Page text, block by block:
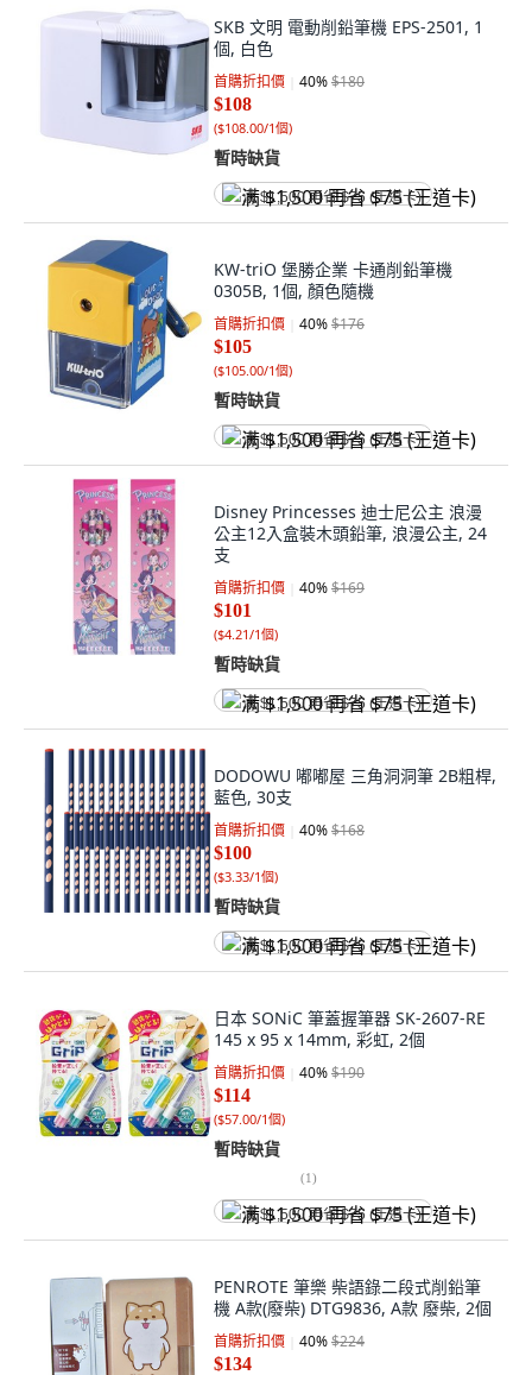
SKB 文明 電動削鉛筆機 EPS-2501, 1
個, 白色
首購折扣價 40%$180
$108
($108.00/1個)
暫時缺貨
满 $1,500 再省 $75 (王道卡)
KW-triO 堡勝企業 卡通削鉛筆機
0305B, 1個, 顏色隨機
首購折扣價 40%$176
$105
($105.00/1個)
暫時缺貨
满 $1,500 再省 $75 (王道卡)
Disney Princesses 迪士尼公主 浪漫
公主12入盒裝木頭鉛筆, 浪漫公主, 24
支
首購折扣價 40%$169
$101
($4.21/1個)
暫時缺貨
满 $1,500 再省 $75 (王道卡)
DODOWU 嘟嘟屋 三角洞洞筆 2B粗桿,
藍色, 30支
首購折扣價 40%$168
$100
($3.33/1個)
暫時缺貨
满 $1,500 再省 $75 (王道卡)
日本 SONiC 筆蓋握筆器 SK-2607-RE
145 x 95 x 14mm, 彩虹, 2個
首購折扣價 40%$190
$114
($57.00/1個)
暫時缺貨
(1)
满 $1,500 再省 $75 (王道卡)
PENROTE 筆樂 柴語錄二段式削鉛筆
機 A款(廢柴) DTG9836, A款 廢柴, 2個
首購折扣價 40%$224
$134